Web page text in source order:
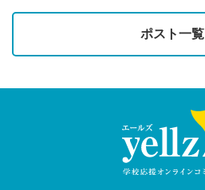
ポスト一覧